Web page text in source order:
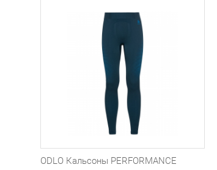
ODLO Кальсоны PERFORMANCE